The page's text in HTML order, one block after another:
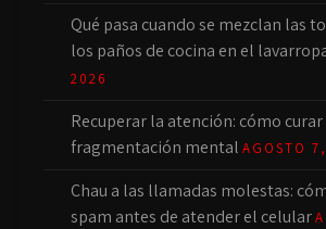
Qué pasa cuando se mezclan las
los paños de cocina en el
2026
Recuperar la atención: cómo curar
fragmentación mental AGOSTO
Chau a las llamadas molestas:
spam antes de atender el celular